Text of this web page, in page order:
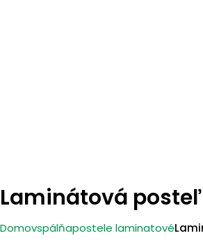
Laminátová
Domovspálňapostele laminatové